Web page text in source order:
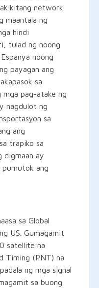
network
maantala ng
hindi
tulad ng noong
noong
payagan ang
sa
mga pag-atake ng
nagdulot ng
sa
ang
trapiko sa
digmaan ay
pumutok ang
sa Global
US. Gumagamit
satellite na
Timing (PNT) na
ng mga signal
sa buong